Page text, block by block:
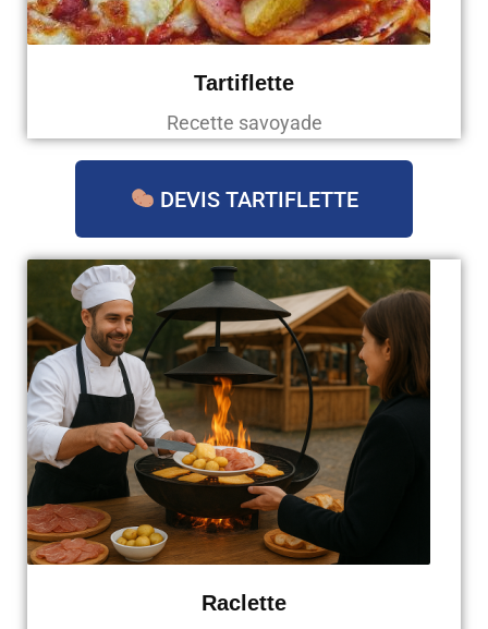
Tartiflette
Recette savoyade
DEVIS TARTIFLETTE
Raclette